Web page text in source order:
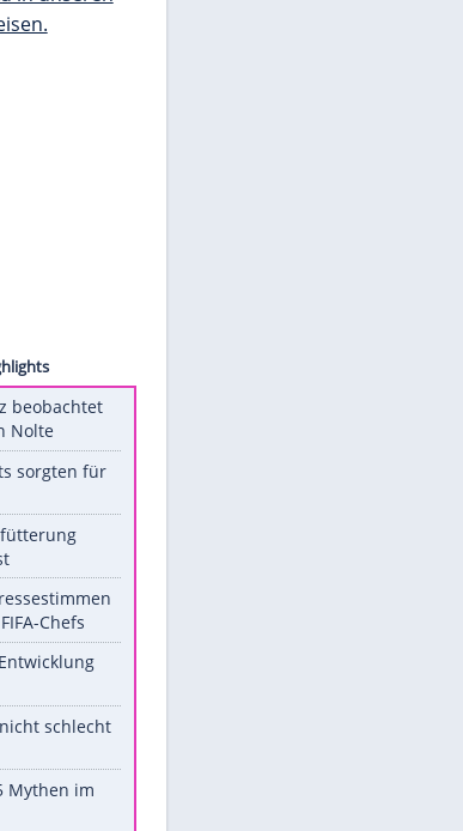
dass mir externe Inhalte
Unsere Themen-Highlights
Verfassungsschutz beobachtet
Diese Promi-Outfits sorgten für
Aufruhr!